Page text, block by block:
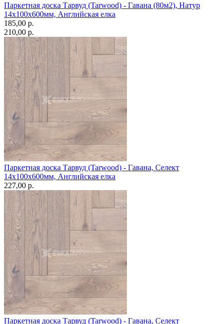
Паркетная доска Тарвуд (Tarwood) - Гавана (80м2), Натур
14х100х600мм, Английская елка
185,00 p.
210,00 p.
Паркетная доска Тарвуд (Tarwood) - Гавана, Селект
14х100х600мм, Английская елка
227,00 p.
Паркетная доска Тарвуд (Tarwood) - Гавана, Селект